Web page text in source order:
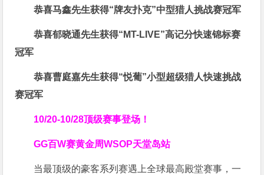
恭喜马鑫先生获得“牌友扑克”中型猎人挑战赛冠军
恭喜郁晓通先生获得“MT-LIVE”高记分快速锦标赛
冠军
恭喜曹庭嘉先生获得“悦葡”小型超级猎人快速挑战
赛冠军
10/20-10/28顶级赛事登场！
GG百W赛黄金周WSOP天堂岛站
当最顶级的豪客系列赛遇上全球最高殿堂赛事，一